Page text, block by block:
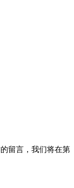
留言，我们将在第